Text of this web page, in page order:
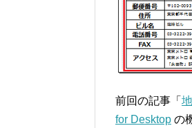
前回の記事「
for Desktop の